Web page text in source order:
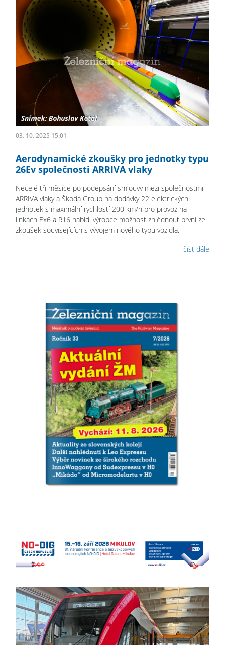
03. 10. 2025 15:01
Aerodynamické zkoušky pro jednotky typu
26Ev společnosti ARRIVA vlaky
Necelé tři měsíce po podepsání smlouvy mezi společnostmi
ARRIVA vlaky a Škoda Group na dodávky 22 elektrických
jednotek s maximální rychlostí 200 km/h pro provoz na
linkách Ex6 a R16 nabídl výrobce možnost zhlédnout první ze
zkoušek souvisejících s vývojem nového typu vozidla.
číst dále